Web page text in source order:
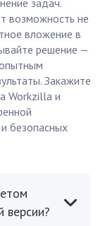
задач.
возможность не
вложение в
решение —
Закажите
Workzilla и
безопасных
версии?